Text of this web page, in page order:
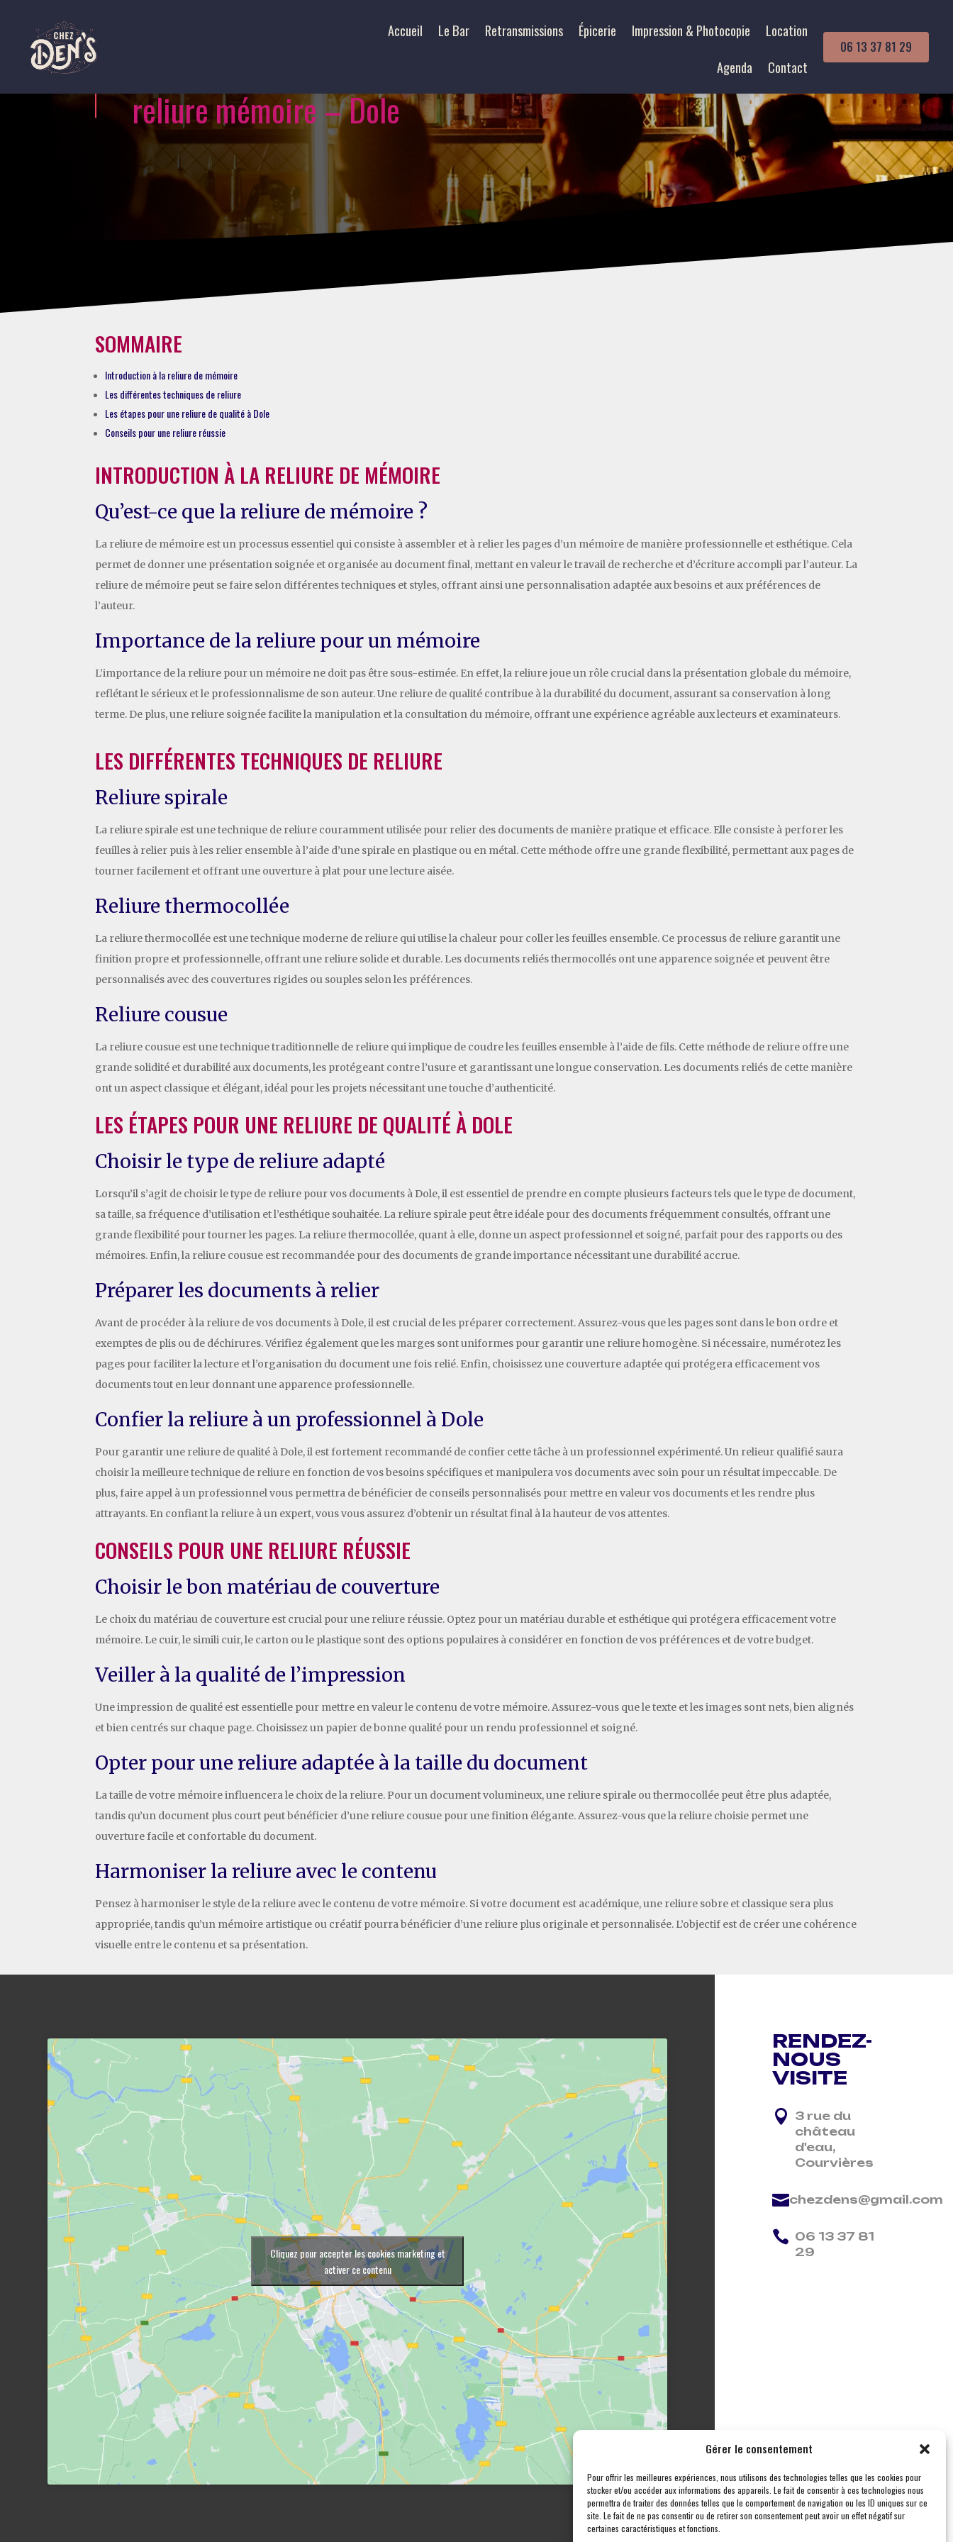
Gérer le consentement
Pour offrir les meilleures expériences, nous utilisons des technologies telles que les cookies pour
stocker et/ou accéder aux informations des appareils. Le fait de consentir à ces technologies nous
permettra de traiter des données telles que le comportement de navigation ou les ID uniques sur ce
site. Le fait de ne pas consentir ou de retirer son consentement peut avoir un effet négatif sur
certaines caractéristiques et fonctions.
Accueil Le Bar Retransmissions Épicerie Impression & Photocopie
Location
Agenda
Contact
06 13 37 81 29
reliure mémoire – Dole
SOMMAIRE
Introduction à la reliure de mémoire
Les différentes techniques de reliure
Les étapes pour une reliure de qualité à Dole
Conseils pour une reliure réussie
INTRODUCTION À LA RELIURE DE MÉMOIRE
Qu’est-ce que la reliure de mémoire ?
La reliure de mémoire est un processus essentiel qui consiste à assembler et à relier les pages d’un mémoire de manière professionnelle et esthétique. Cela
permet de donner une présentation soignée et organisée au document final, mettant en valeur le travail de recherche et d’écriture accompli par l’auteur. La
reliure de mémoire peut se faire selon différentes techniques et styles, offrant ainsi une personnalisation adaptée aux besoins et aux préférences de
l’auteur.
Importance de la reliure pour un mémoire
L’importance de la reliure pour un mémoire ne doit pas être sous-estimée. En effet, la reliure joue un rôle crucial dans la présentation globale du mémoire,
reflétant le sérieux et le professionnalisme de son auteur. Une reliure de qualité contribue à la durabilité du document, assurant sa conservation à long
terme. De plus, une reliure soignée facilite la manipulation et la consultation du mémoire, offrant une expérience agréable aux lecteurs et examinateurs.
LES DIFFÉRENTES TECHNIQUES DE RELIURE
Reliure spirale
La reliure spirale est une technique de reliure couramment utilisée pour relier des documents de manière pratique et efficace. Elle consiste à perforer les
feuilles à relier puis à les relier ensemble à l’aide d’une spirale en plastique ou en métal. Cette méthode offre une grande flexibilité, permettant aux pages de
tourner facilement et offrant une ouverture à plat pour une lecture aisée.
Reliure thermocollée
La reliure thermocollée est une technique moderne de reliure qui utilise la chaleur pour coller les feuilles ensemble. Ce processus de reliure garantit une
finition propre et professionnelle, offrant une reliure solide et durable. Les documents reliés thermocollés ont une apparence soignée et peuvent être
personnalisés avec des couvertures rigides ou souples selon les préférences.
Reliure cousue
La reliure cousue est une technique traditionnelle de reliure qui implique de coudre les feuilles ensemble à l’aide de fils. Cette méthode de reliure offre une
grande solidité et durabilité aux documents, les protégeant contre l’usure et garantissant une longue conservation. Les documents reliés de cette manière
ont un aspect classique et élégant, idéal pour les projets nécessitant une touche d’authenticité.
LES ÉTAPES POUR UNE RELIURE DE QUALITÉ À DOLE
Choisir le type de reliure adapté
Lorsqu’il s’agit de choisir le type de reliure pour vos documents à Dole, il est essentiel de prendre en compte plusieurs facteurs tels que le type de document,
sa taille, sa fréquence d’utilisation et l’esthétique souhaitée. La reliure spirale peut être idéale pour des documents fréquemment consultés, offrant une
grande flexibilité pour tourner les pages. La reliure thermocollée, quant à elle, donne un aspect professionnel et soigné, parfait pour des rapports ou des
mémoires. Enfin, la reliure cousue est recommandée pour des documents de grande importance nécessitant une durabilité accrue.
Préparer les documents à relier
Avant de procéder à la reliure de vos documents à Dole, il est crucial de les préparer correctement. Assurez-vous que les pages sont dans le bon ordre et
exemptes de plis ou de déchirures. Vérifiez également que les marges sont uniformes pour garantir une reliure homogène. Si nécessaire, numérotez les
pages pour faciliter la lecture et l’organisation du document une fois relié. Enfin, choisissez une couverture adaptée qui protégera efficacement vos
documents tout en leur donnant une apparence professionnelle.
Confier la reliure à un professionnel à Dole
Pour garantir une reliure de qualité à Dole, il est fortement recommandé de confier cette tâche à un professionnel expérimenté. Un relieur qualifié saura
choisir la meilleure technique de reliure en fonction de vos besoins spécifiques et manipulera vos documents avec soin pour un résultat impeccable. De
plus, faire appel à un professionnel vous permettra de bénéficier de conseils personnalisés pour mettre en valeur vos documents et les rendre plus
attrayants. En confiant la reliure à un expert, vous vous assurez d’obtenir un résultat final à la hauteur de vos attentes.
CONSEILS POUR UNE RELIURE RÉUSSIE
Choisir le bon matériau de couverture
Le choix du matériau de couverture est crucial pour une reliure réussie. Optez pour un matériau durable et esthétique qui protégera efficacement votre
mémoire. Le cuir, le simili cuir, le carton ou le plastique sont des options populaires à considérer en fonction de vos préférences et de votre budget.
Veiller à la qualité de l’impression
Une impression de qualité est essentielle pour mettre en valeur le contenu de votre mémoire. Assurez-vous que le texte et les images sont nets, bien alignés
et bien centrés sur chaque page. Choisissez un papier de bonne qualité pour un rendu professionnel et soigné.
Opter pour une reliure adaptée à la taille du document
La taille de votre mémoire influencera le choix de la reliure. Pour un document volumineux, une reliure spirale ou thermocollée peut être plus adaptée,
tandis qu’un document plus court peut bénéficier d’une reliure cousue pour une finition élégante. Assurez-vous que la reliure choisie permet une
ouverture facile et confortable du document.
Harmoniser la reliure avec le contenu
Pensez à harmoniser le style de la reliure avec le contenu de votre mémoire. Si votre document est académique, une reliure sobre et classique sera plus
appropriée, tandis qu’un mémoire artistique ou créatif pourra bénéficier d’une reliure plus originale et personnalisée. L’objectif est de créer une cohérence
visuelle entre le contenu et sa présentation.
Cliquez pour accepter les cookies marketing et
activer ce contenu
RENDEZ-
NOUS
VISITE
 3 rue du
château
d'eau,
Courvières
chezdens@gmail.com
 06 13 37 81
29